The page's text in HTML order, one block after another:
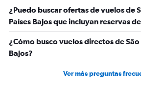
0
to
45.
¿Puedo buscar ofertas de vuelos de
Países Bajos que incluyan reservas
¿Cómo busco vuelos directos de São
Bajos?
Ver más preguntas